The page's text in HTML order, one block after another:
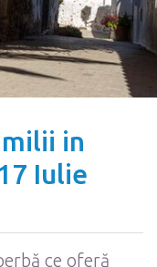
in
Iulie
ce oferă